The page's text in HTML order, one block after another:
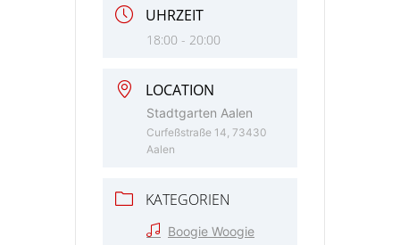
UHRZEIT
18:00 - 20:00
LOCATION
Stadtgarten Aalen
Curfeßstraße 14, 73430
Aalen
KATEGORIEN
Boogie Woogie